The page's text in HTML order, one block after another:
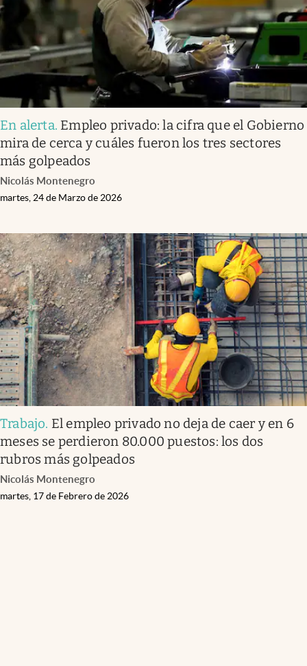
En alerta. Empleo privado: la cifra que el Gobierno
mira de cerca y cuáles fueron los tres sectores
más golpeados
Nicolás Montenegro
martes, 24 de Marzo de 2026
Trabajo. El empleo privado no deja de caer y en 6
meses se perdieron 80.000 puestos: los dos
rubros más golpeados
Nicolás Montenegro
martes, 17 de Febrero de 2026